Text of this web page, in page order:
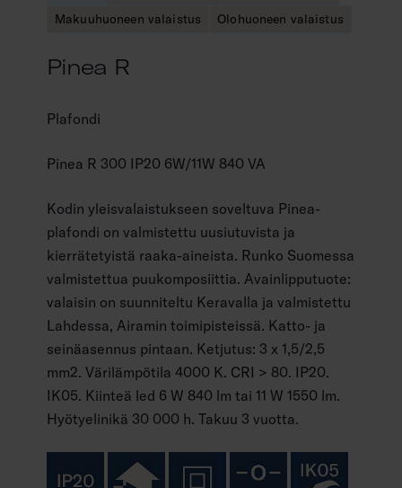
Makuuhuoneen valaistus
Olohuoneen valaistus
Pinea R
Plafondi
Pinea R 300 IP20 6W/11W 840 VA
Kodin yleisvalaistukseen soveltuva Pinea-
plafondi on valmistettu uusiutuvista ja
kierrätetyistä raaka-aineista. Runko Suomessa
valmistettua puukomposiittia. Avainlipputuote:
valaisin on suunniteltu Keravalla ja valmistettu
Lahdessa, Airamin toimipisteissä. Katto- ja
seinäasennus pintaan. Ketjutus: 3 x 1,5/2,5
mm2. Värilämpötila 4000 K. CRI > 80. IP20.
IK05. Kiinteä led 6 W 840 lm tai 11 W 1550 lm.
Hyötyelinikä 30 000 h. Takuu 3 vuotta.